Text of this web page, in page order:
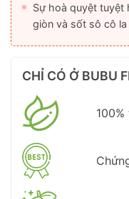
Sự hoà quyệt tuyệt
giòn và sốt sô cô
CHỈ CÓ Ở BUBU